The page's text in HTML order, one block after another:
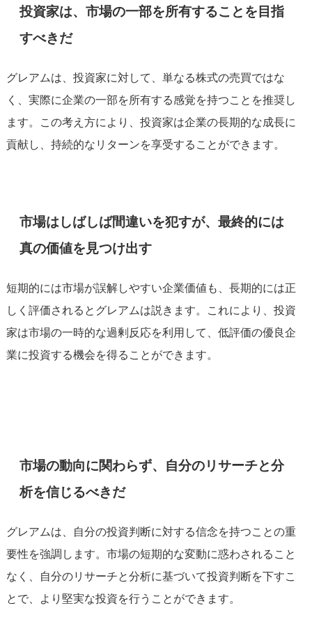
投資家は、市場の一部を所有することを目指
すべきだ
グレアムは、投資家に対して、単なる株式の売買ではな
く、実際に企業の一部を所有する感覚を持つことを推奨し
ます。この考え方により、投資家は企業の長期的な成長に
貢献し、持続的なリターンを享受することができます。
市場はしばしば間違いを犯すが、最終的には
真の価値を見つけ出す
短期的には市場が誤解しやすい企業価値も、長期的には正
しく評価されるとグレアムは説きます。これにより、投資
家は市場の一時的な過剰反応を利用して、低評価の優良企
業に投資する機会を得ることができます。
市場の動向に関わらず、自分のリサーチと分
析を信じるべきだ
グレアムは、自分の投資判断に対する信念を持つことの重
要性を強調します。市場の短期的な変動に惑わされること
なく、自分のリサーチと分析に基づいて投資判断を下すこ
とで、より堅実な投資を行うことができます。